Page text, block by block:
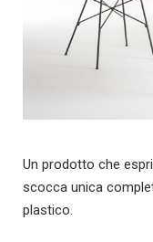
Un prodotto che
scocca unica
plastico.